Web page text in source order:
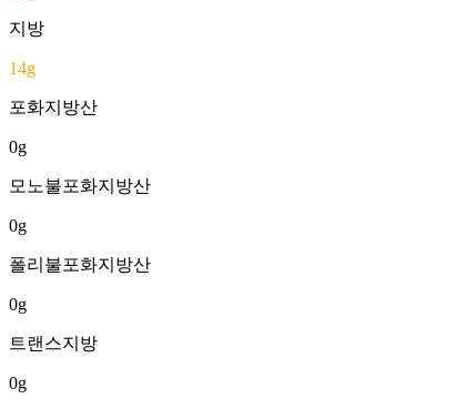
지방
14g
포화지방산
0g
모노불포화지방산
0g
폴리불포화지방산
0g
트랜스지방
0g